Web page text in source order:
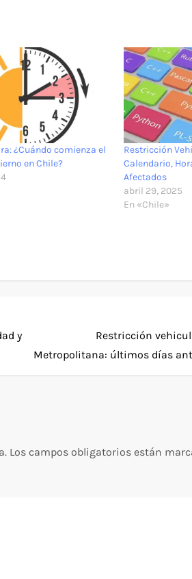
¿Cuándo comienza el
en Chile?
Restricción
Calendario,
Afectados
abril 29, 2025
En «Chile»
y
Restricción
Metropolitana: últimos días
Los campos obligatorios están